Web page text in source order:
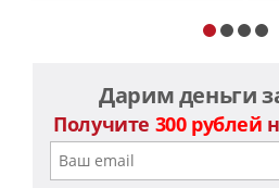
Дарим деньги
Получите 300 рублей